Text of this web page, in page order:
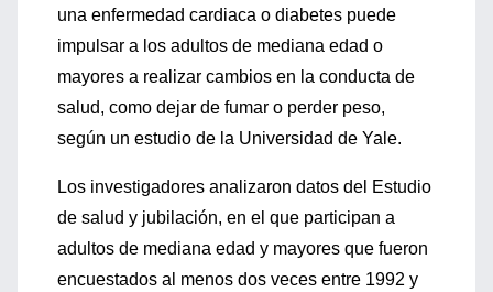
una enfermedad cardiaca o diabetes puede
impulsar a los adultos de mediana edad o
mayores a realizar cambios en la conducta de
salud, como dejar de fumar o perder peso,
según un estudio de la Universidad de Yale.
Los investigadores analizaron datos del Estudio
de salud y jubilación, en el que participan a
adultos de mediana edad y mayores que fueron
encuestados al menos dos veces entre 1992 y